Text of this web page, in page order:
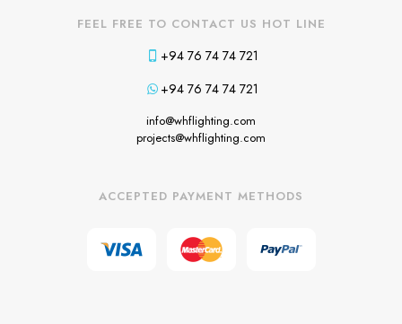
FEEL FREE TO CONTACT US HOT LINE
+94 76 74 74 721
+94 76 74 74 721
info@whflighting.com
projects@whflighting.com
ACCEPTED PAYMENT METHODS